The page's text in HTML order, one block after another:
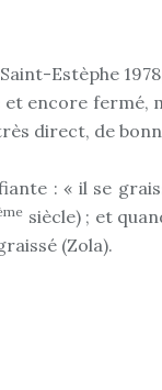
Estèphe
encore fermé,
direct, de
: « il se
siècle) ; et
(Zola).